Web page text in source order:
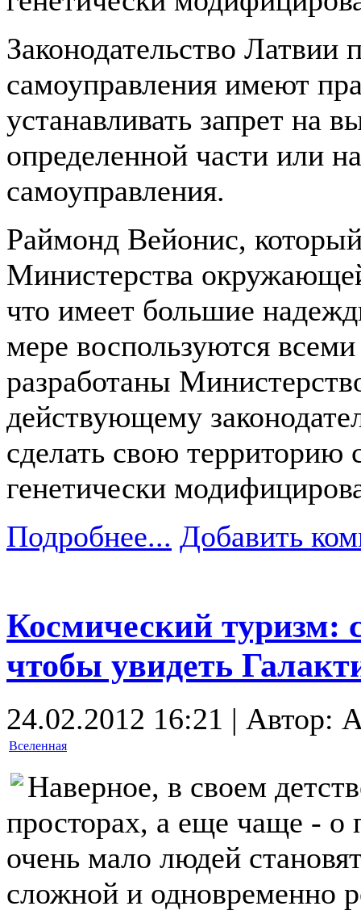
Законодательство Латвии
самоуправления имеют
устанавливать запрет на
определенной части или
самоуправления.
Раймонд Вейонис,
Министерства
что имеет большие
мере воспользуются
разработаны
действующему
сделать свою территорию
генетически
Подробнее... Добавить
Космический туризм:
чтобы увидеть
24.02.2012 16:21 | Автор:
Вселенная
Наверное, в своем
просторах, а еще чаще - о
очень мало людей
сложной и одновременно